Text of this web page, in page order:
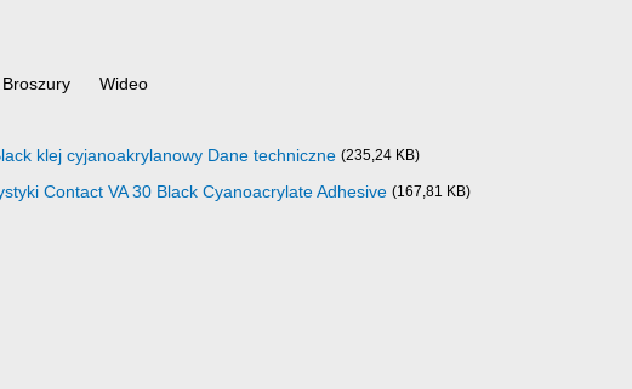
Broszury Wideo
klej cyjanoakrylanowy Dane techniczne (235,24 KB)
Contact VA 30 Black Cyanoacrylate Adhesive (167,81 KB)